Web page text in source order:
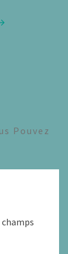
Pouvez
champs